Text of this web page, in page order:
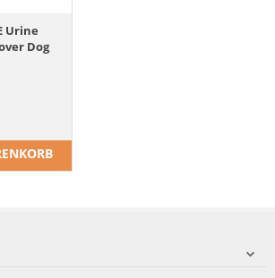
Urine
Dog